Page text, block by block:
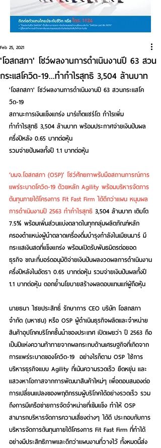
'โอสถสภา' โชว์ผลงานการดำเนินงานปี 63 สวน
กระแสโควิด-19...ทำกำไรสุทธิ 3,504 ล้านบาท
Feb 25, 2021
'โอสถสภา' โชว์ผลงานการดำเนินงานปี 63 สวนกระแสโค
วิด-19
สถานะการเงินแข็งแกร่ง มาร์เก็ตแชร์โต กำไรเพิ่ม
ทำกำไรสุทธิ 3,504 ล้านบาท พร้อมประกาศจ่ายเงินปันผล
ครึ่งปีหลัง 0.65 บาทต่อหุ้น
รวมจ่ายปันผลทั้งปี 1.1 บาทต่อหุ้น
‘บมจ.โอสถสภา (OSP)’ โชว์ศักยภาพรับมือสถานการณ์การ
แพร่ระบาดโควิด-19 ด้วยหลัก Agility พร้อมบริหารจัดการ
ต้นทุนภายใต้โครงการ Fit Fast Firm ได้ดีกว่าแผน หนุนผล
การดำเนินงานปี 2563 ทำกำไรสุทธิ 3,504 ล้านบาท เติบโต
7.5% พร้อมเพิ่มส่วนแบ่งตลาดในทุกกลุ่มผลิตภัณฑ์หลัก
ครองตำแหน่งผู้นำตลาดเครื่องดื่มบำรุงกำลังในเมียนมาร์ มี
กระแสเงินสดที่แข็งแกร่ง พร้อมเปิดรับพันธมิตรต่อยอด
ธุรกิจ ขณะที่บอร์ดอนุมัติจ่ายเงินปันผลงวดผลการดำเนินงาน
ครึ่งปีหลังในอัตรา 0.65 บาทต่อหุ้น รวมจ่ายเงินปันผลทั้งปี
1.1 บาทต่อหุ้น ตอกย้ำนโยบายสร้างผลตอบแทนแก่ผู้ถือหุ้น
นายธนา ไชยประสิทธิ์ รักษาการ CEO บริษัท โอสถสภา
จำกัด (มหาชน) หรือ OSP ผู้ดำเนินธุรกิจผลิตและจำหน่าย
สินค้าอุปโภคบริโภคชั้นนำของประเทศ เปิดเผยว่า ปี 2563 ถือ
เป็นปีแห่งความท้าทายจากผลกระทบด้านเศรษฐกิจที่เกิดจาก
การแพร่ระบาดของโควิด-19  อย่างไรก็ตาม OSP ใช้การ
บริหารธุรกิจแบบ Agility ที่เน้นความรวดเร็ว ยืดหยุ่น และ
แสวงหาโอกาสจากการพัฒนาสินค้าใหม่ๆ เพื่อตอบสนองต่อ
การเปลี่ยนแปลงของพฤติกรรมผู้บริโภคได้อย่างรวดเร็ว รวม
ถึงการมีเครือข่ายการจัดจำหน่ายที่เข้มแข็ง ทำให้ OSP
สามารถบริหารจัดการความเสี่ยงต่างๆ ได้ดี ประกอบกับการ
บริหารจัดการต้นทุนภายใต้โครงการ Fit Fast Firm ที่ทำได้
อย่างมีประสิทธิภาพและดีกว่าแผนงานที่วางไว้ ทั้งหมดนี้ส่ง